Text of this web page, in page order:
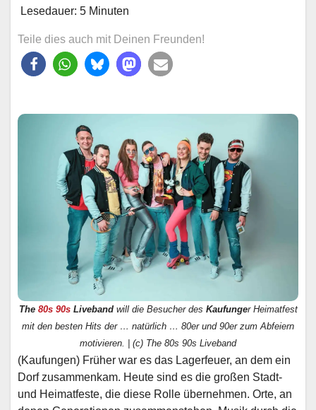
Lesedauer: 5 Minuten
Teile dies auch mit Deinen Freunden!
The 80s 90sLivebandwill die Besucher des Kaufunger Heimatfest
mit den besten Hits der … natürlich … 80er und 90er zum Abfeiern
motivieren. | (c) The 80s 90s Liveband
(Kaufungen) Früher war es das Lagerfeuer, an dem ein
Dorf zusammenkam. Heute sind es die großen Stadt-
und Heimatfeste, die diese Rolle übernehmen. Orte, an